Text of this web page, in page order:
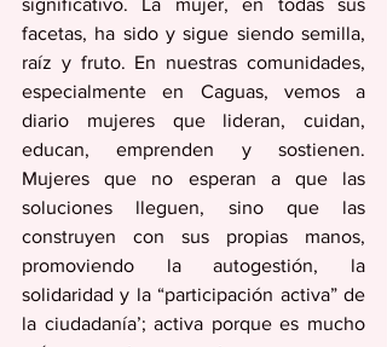
significativo. La mujer, en todas sus
facetas, ha sido y sigue siendo semilla,
raíz y fruto. En nuestras comunidades,
especialmente en Caguas, vemos a
diario mujeres que lideran, cuidan,
educan, emprenden y sostienen.
Mujeres que no esperan a que las
soluciones lleguen, sino que las
construyen con sus propias manos,
promoviendo la autogestión, la
solidaridad y la “participación activa” de
la ciudadanía’; activa porque es mucho